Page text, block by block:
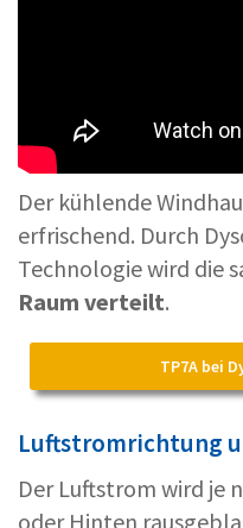
Der kühlende
erfrischend. Durch
Technologie wird die
Raum verteilt.
TP7A bei
Luftstromrichtung
Der Luftstrom wird je
oder Hinten